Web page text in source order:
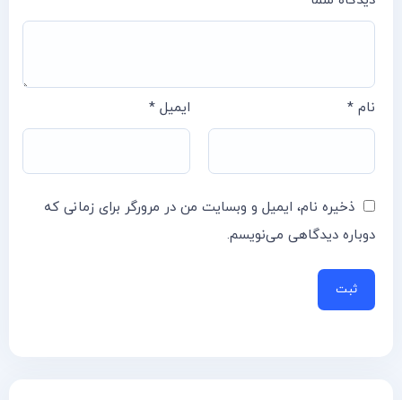
نام * ایمیل*
ذخیره نام، ایمیل و وبسایت من در مرورگر برای زمانی که
دوباره دیدگاهی می‌نویسم.